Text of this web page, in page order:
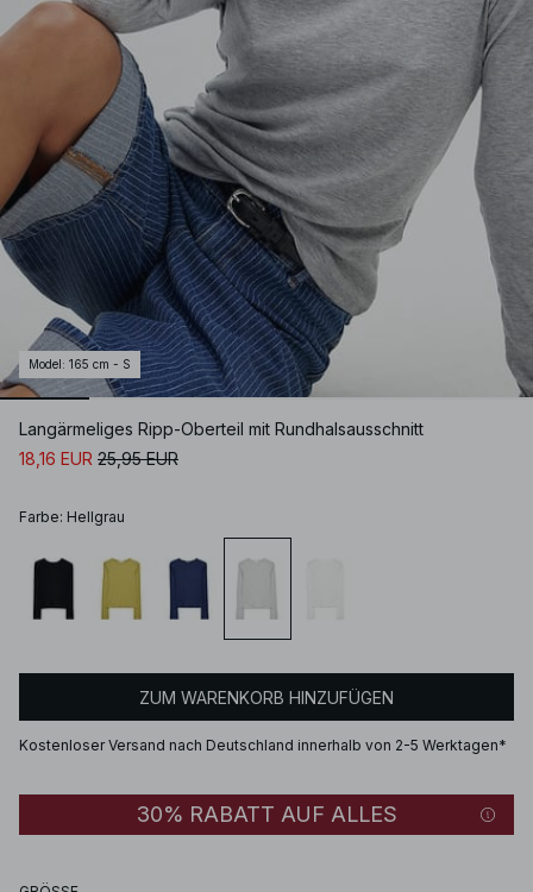
Model : 165 cm - S
Langärmeliges Ripp-Oberteil mit Rundhalsausschnitt
18,16 EUR 25,95 EUR
Farbe: Hellgrau
ZUM WARENKORB HINZUFÜGEN
Kostenloser Versand nach Deutschland innerhalb von 2-5 Werktagen*
30% RABATT AUF ALLES